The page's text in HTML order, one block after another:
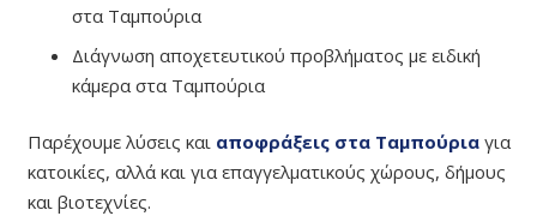
στα Ταμπούρια
Διάγνωση αποχετευτικού προβλήματος με ειδική
κάμερα στα Ταμπούρια
Παρέχουμε λύσεις και αποφράξεις στα Ταμπούρια για
κατοικίες, αλλά και για επαγγελματικούς χώρους, δήμους
και βιοτεχνίες.